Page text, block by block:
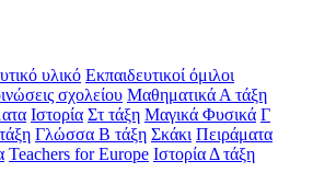
υλικό Εκπαιδευτικοί όμιλοι
σχολείου Μαθηματικά Α τάξη
Ιστορία Στ τάξη Μαγικά Φυσικά Γ
Γλώσσα Β τάξη Σκάκι Πειράματα
Teachers for Europe Ιστορία Δ τάξη